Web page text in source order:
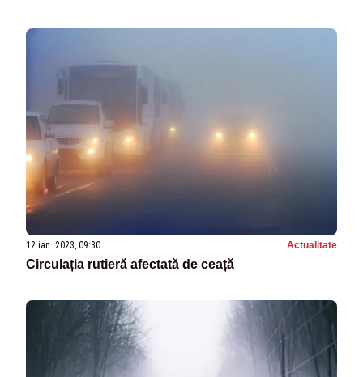
12 ian. 2023, 09:30 Actualitate
Circulația rutieră afectată de ceață